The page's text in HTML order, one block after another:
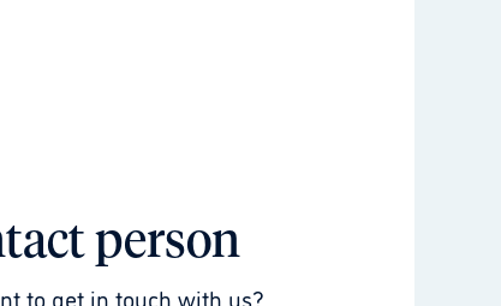
person
to get in touch with us?